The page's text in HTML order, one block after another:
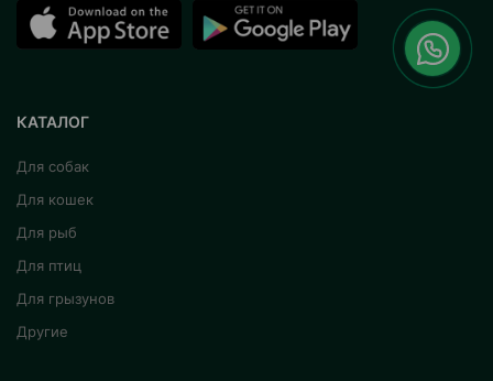
КАТАЛОГ
Для собак
Для кошек
Для рыб
Для птиц
Для грызунов
Другие